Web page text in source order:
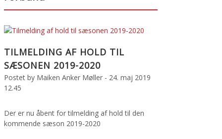
TILMELDING AF HOLD TIL
SÆSONEN 2019-2020
Postet by Maiken Anker Møller - 24. maj 2019
12.45
Der er nu åbent for tilmelding af hold til den
kommende sæson 2019-2020